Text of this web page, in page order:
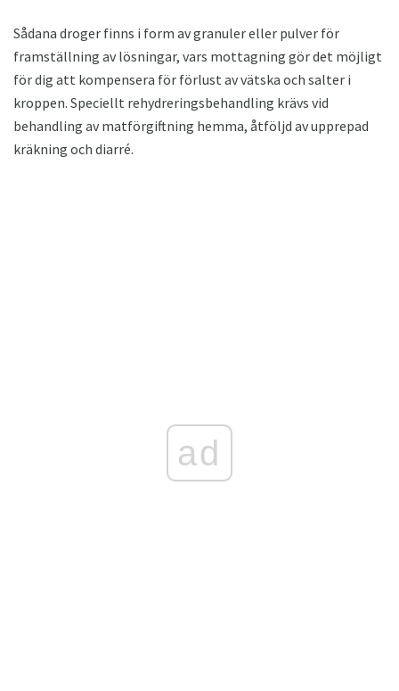
Sådana droger finns i form av granuler eller pulver för
framställning av lösningar, vars mottagning gör det möjligt
för dig att kompensera för förlust av vätska och salter i
kroppen. Speciellt rehydreringsbehandling krävs vid
behandling av matförgiftning hemma, åtföljd av upprepad
kräkning och diarré.
ad